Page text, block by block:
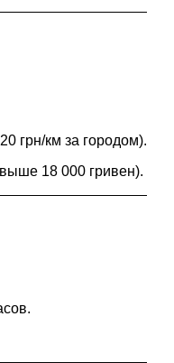
грн/км за городом).
18 000 гривен).